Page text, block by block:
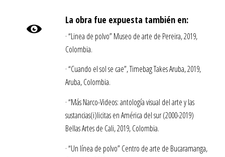
La obra fue expuesta también en:
· “Linea de polvo” Museo de arte de Pereira, 2019,
Colombia.
· “Cuando el sol se cae”, Timebag Takes Aruba, 2019,
Aruba, Colombia.
· “Más Narco-Videos: antología visual del arte y las
sustancias(i)licitas en América del sur (2000-2019)
Bellas Artes de Cali, 2019, Colombia.
· “Un línea de polvo” Centro de arte de Bucaramanga,